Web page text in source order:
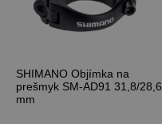
SHIMANO Objímka na
prešmyk SM-AD91 31,8/28,6
mm